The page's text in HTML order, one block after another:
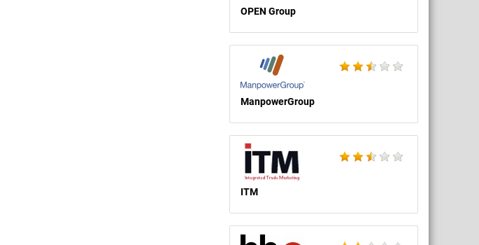
OPEN Group
ManpowerGroup
ITM